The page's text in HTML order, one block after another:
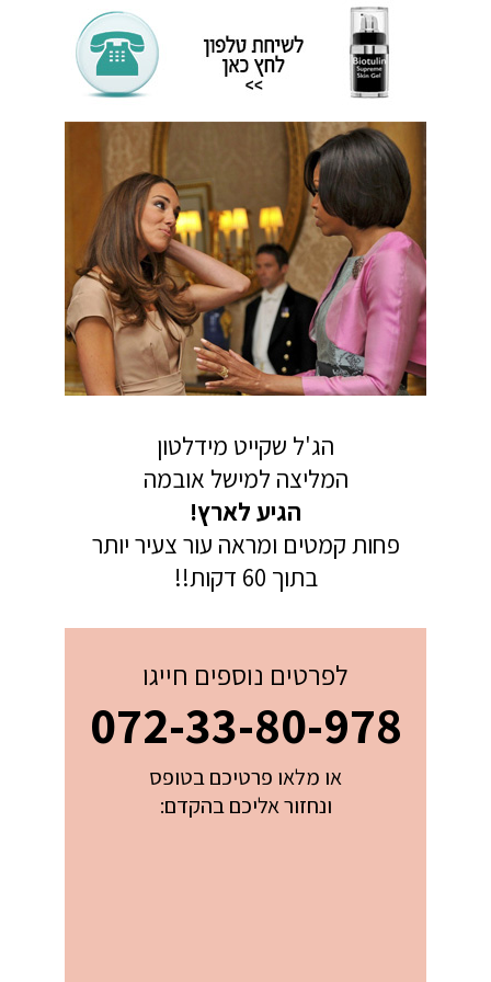
הג'ל שקייט מידלטון
המליצה למישל אובמה
הגיע לארץ!
פחות קמטים ומראה עור צעיר יותר
בתוך 60 דקות!!
לפרטים נוספים חייגו
072-33-80-978
או מלאו פרטיכם בטופס
ונחזור אליכם בהקדם: